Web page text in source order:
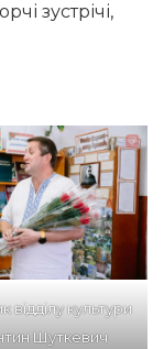
зустрічі,
відділу культури
Шуткевич